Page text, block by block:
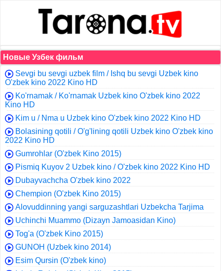
Новые Узбек фильм
Sevgi bu sevgi uzbek film / Ishq bu sevgi Uzbek kino
O'zbek kino 2022 Kino HD
Ko'rnamak / Ko'rnamak Uzbek kino O'zbek kino 2022
Kino HD
Kim u / Nma u Uzbek kino O'zbek kino 2022 Kino HD
Bolasining qotili / O'g'lining qotili Uzbek kino O'zbek kino
2022 Kino HD
Gumrohlar (O'zbek Kino 2015)
Pismiq Kuyov 2 Uzbek kino / O'zbek kino 2022 Kino HD
Dubayvachcha O'zbek kino 2022
Chempion (O'zbek Kino 2015)
Alovuddinning yangi sarguzashtlari Uzbekcha Tarjima
Uchinchi Muammo (Dizayn Jamoasidan Kino)
Tog'a (O'zbek Kino 2015)
GUNOH (Uzbek kino 2014)
Esim Qursin (O'zbek kino)